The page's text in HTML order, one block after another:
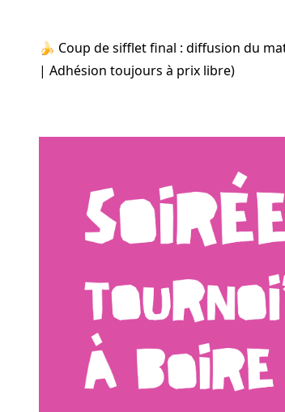
🍌 Coup de sifflet final : diffusion du
| Adhésion toujours à prix libre)